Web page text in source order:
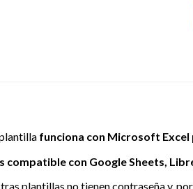
funciona con Microsoft Excel
compatible con Google Sheets,
plantillas no tienen contraseña y,